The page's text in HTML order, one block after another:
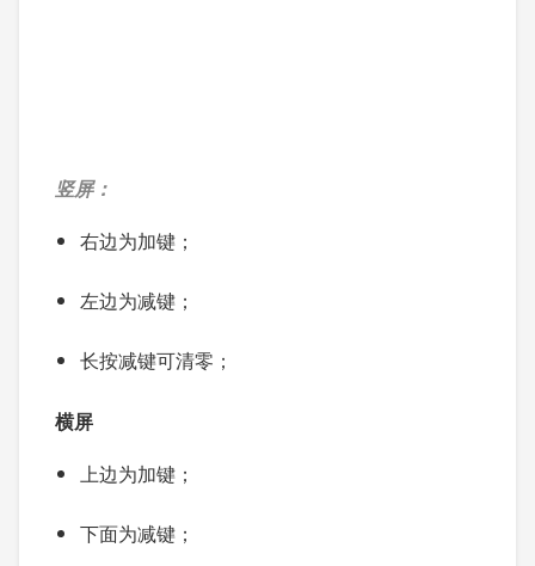
竖屏：
右边为加键；
左边为减键；
长按减键可清零；
横屏
上边为加键；
下面为减键；